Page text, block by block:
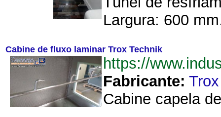
Largura: 600
Cabine de fluxo laminar Trox Technik
https://
Fabricante:
Cabine capela